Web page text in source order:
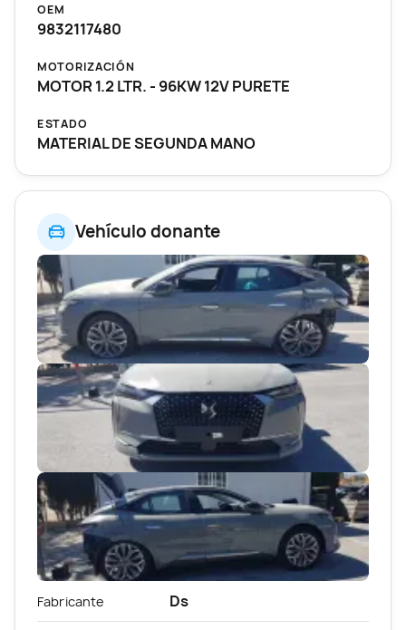
Vehículo donante
Fabricante Ds
OEM
9832117480
MOTORIZACIÓN
MOTOR 1.2 LTR. - 96KW 12V PURETE
ESTADO
MATERIAL DE SEGUNDA MANO